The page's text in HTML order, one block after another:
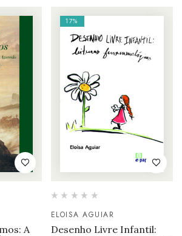
A
17%
ELOISA AGUIAR
Desenho Livre Infantil: